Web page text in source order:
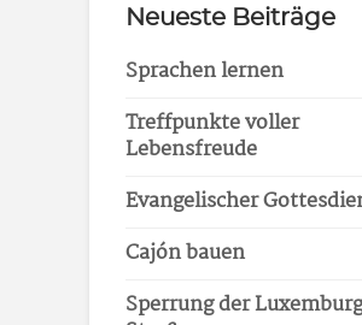
Neueste Beiträge
Sprachen lernen
Treffpunkte voller
Lebensfreude
Evangelischer
Cajón bauen
Sperrung der